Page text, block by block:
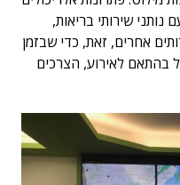
נותני שירותי בריאות,
אחרים, זאת, כדי שבזמן
בהתאם לאירוע, הצרכים